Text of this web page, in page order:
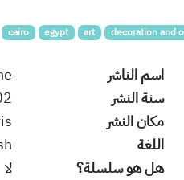
decoration and
art
egypt
cairo
اسم الناشر
سنة النشر
مكان النشر
اللغة
هل هو سلسلة؟
لا